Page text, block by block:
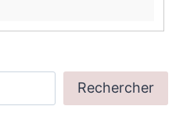
Rechercher